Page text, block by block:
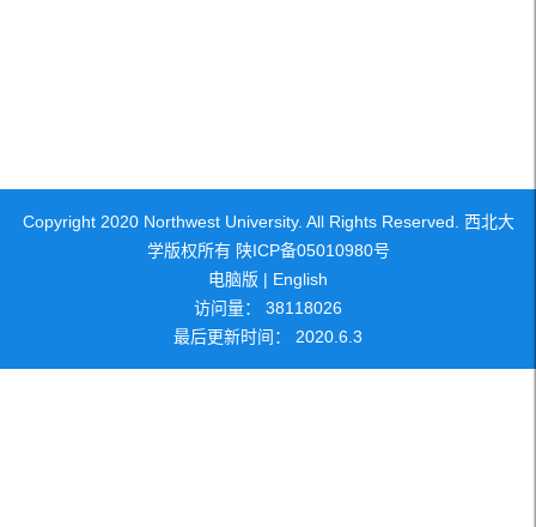
Copyright 2020 Northwest University. All Rights Reserved. 西北大
学版权所有 陕ICP备05010980号
电脑版 | English
访问量： 38118026
最后更新时间： 2020 6 3